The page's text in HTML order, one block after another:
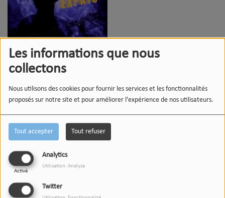
Les informations que nous
collectons
Nous utilisons des cookies pour fournir les services et les fonctionnalités
proposés sur notre site et pour améliorer l'expérience de nos utilisateurs.
Tout accepter Tout refuser
Analytics
Activé
Utilisation: Analyse
Twitter
THE EXPATS - CA VA BOUGER
Commentaires(0)